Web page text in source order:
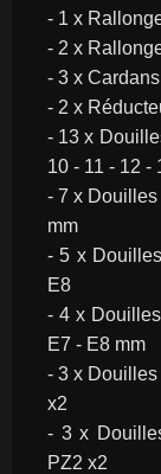
- 1 x
- 2 x
- 3 x Cardans
- 2 x
- 13 x
10 - 11 - 12 -
- 7 x Douilles
mm
- 5 x
E8
- 4 x
E7 - E8 mm
- 3 x
x2
- 3 x
PZ2 x2